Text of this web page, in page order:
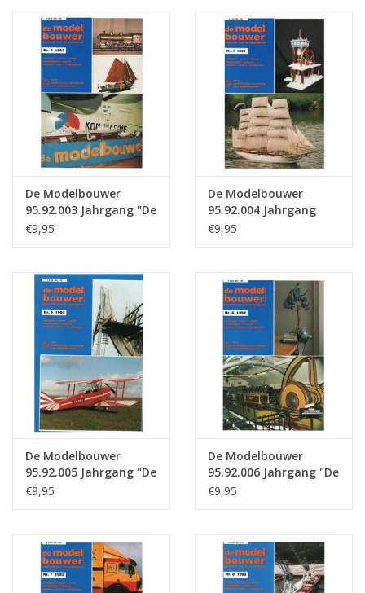
De Modelbouwer
95.92.003 Jahrgang "De
Modelbouwer"
€9,95
De Modelbouwer
95.92.004 Jahrgang
"Der Modellbauer"
€9,95
De Modelbouwer
95.92.005 Jahrgang "De
Modelbouwer"
€9,95
De Modelbouwer
95.92.006 Jahrgang "De
Modelbouwer"
€9,95